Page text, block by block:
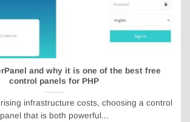
and why it is one of the best free
control panels for PHP
infrastructure costs, choosing a control
panel that is both powerful...